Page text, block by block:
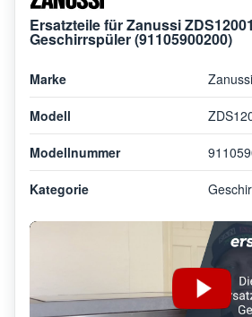
Ersatzteile für Zanussi
Geschirrspüler (91105900200)
Marke Zanussi
Modell
Modellnummer
Kategorie